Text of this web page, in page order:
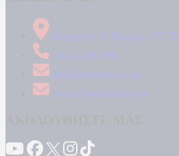
Δήμητρος 31 Ταύρος, 177 78
210 34 89 000
info@kontranews.gr
news@kontranews.gr